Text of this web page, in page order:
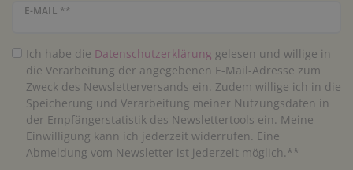
E-MAIL **
Newsletter Honig
Ich habe die Daten­schutz­erklärung gelesen und willige in
die Verarbeitung der angegebenen E-Mail-Adresse zum
Zweck des Newsletterversands ein. Zudem willige ich in die
Speicherung und Verarbeitung meiner Nutzungsdaten in
der Empfängerstatistik des Newslettertools ein. Meine
Einwilligung kann ich jederzeit widerrufen. Eine
Abmeldung vom Newsletter ist jederzeit möglich.**